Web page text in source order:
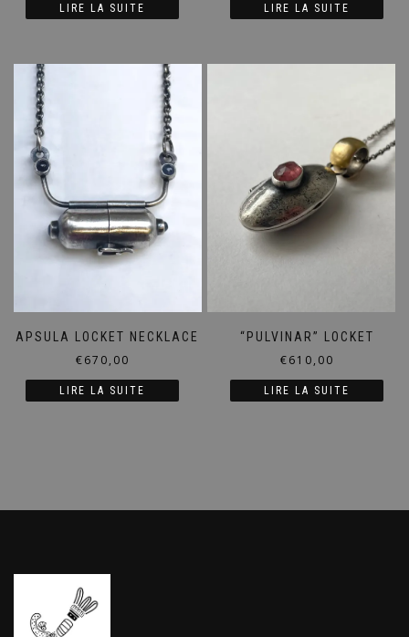
LIRE LA SUITE LIRE LA SUITE
CAPSULA LOCKET NECKLACE
€670,00
LIRE LA SUITE
“PULVINAR” LOCKET
€610,00
LIRE LA SUITE